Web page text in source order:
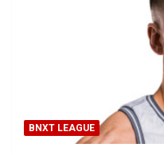
BNXT LEAGUE